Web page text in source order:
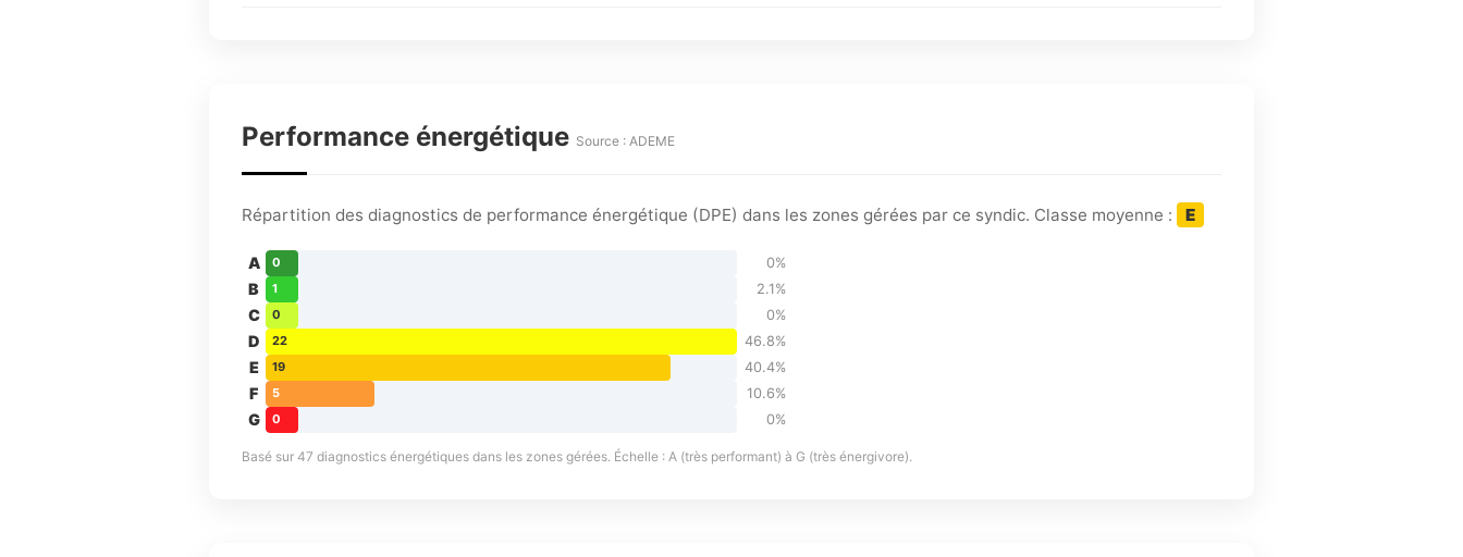
Performance énergétique Source : ADEME
Répartition des diagnostics de performance énergétique (DPE) dans les zones gérées par ce syndic. Classe moyenne : E
A 0 0%
B 1 2.1%
C 0 0%
D 22 46.8%
E 19 40.4%
F 5 10.6%
G 0 0%
Basé sur 47 diagnostics énergétiques dans les zones gérées. Échelle : A (très performant) à G (très énergivore).